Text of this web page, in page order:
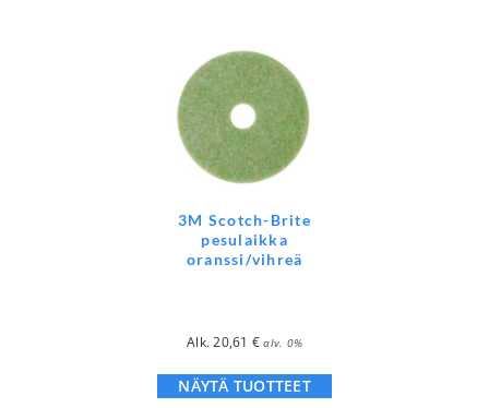
3M Scotch-Brite
pesulaikka
oranssi/vihreä
Alk.20,61 € alv. 0%
NÄYTÄ TUOTTEET